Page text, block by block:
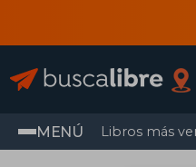
MENÚ Libros más